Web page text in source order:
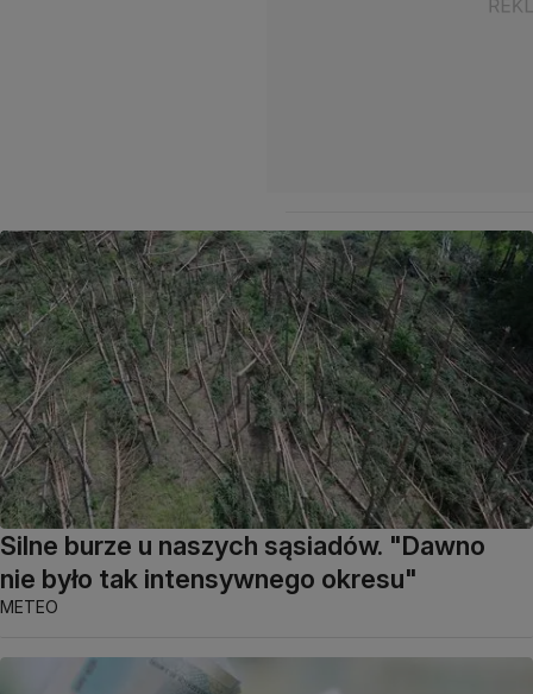
Silne burze u naszych sąsiadów. "Dawno
nie było tak intensywnego okresu"
METEO